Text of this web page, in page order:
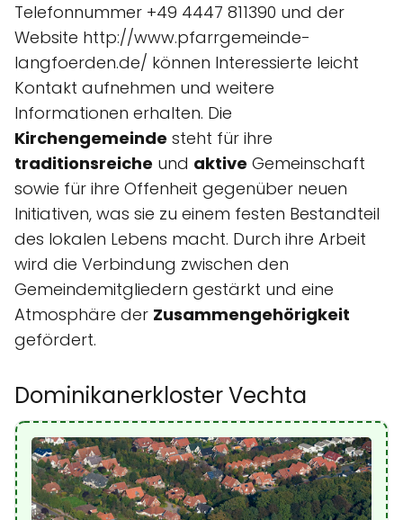
Telefonnummer +49 4447 811390 und der
Website http://www.pfarrgemeinde-
langfoerden.de/ können Interessierte leicht
Kontakt aufnehmen und weitere
Informationen erhalten. Die
Kirchengemeinde steht für ihre
traditionsreiche und aktive Gemeinschaft
sowie für ihre Offenheit gegenüber neuen
Initiativen, was sie zu einem festen Bestandteil
des lokalen Lebens macht. Durch ihre Arbeit
wird die Verbindung zwischen den
Gemeindemitgliedern gestärkt und eine
Atmosphäre der Zusammengehörigkeit
gefördert.
Dominikanerkloster Vechta